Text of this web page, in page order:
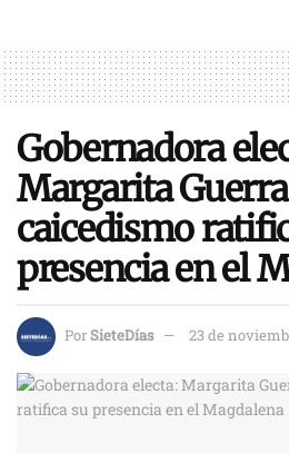
Gobernadora
Margarita
caicedismo
presencia en el
PorSieteDías 23 de